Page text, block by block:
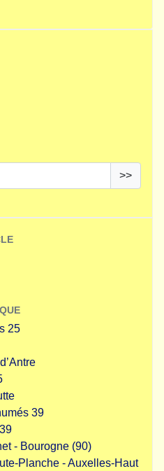
>>
25
39
- Bourogne (90)
Planche - Auxelles-Haut